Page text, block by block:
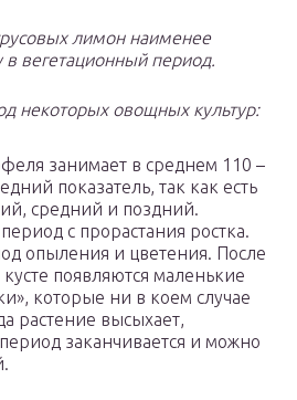
лимон наименее
в вегетационный период.
некоторых овощных культур:
занимает в среднем 110 –
показатель, так как есть
средний и поздний.
с прорастания ростка.
опыления и цветения. После
появляются маленькие
которые ни в коем случае
растение высыхает,
заканчивается и можно